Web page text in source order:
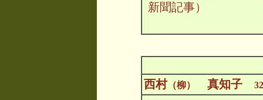
新聞記事）
西村（柳） 真知子